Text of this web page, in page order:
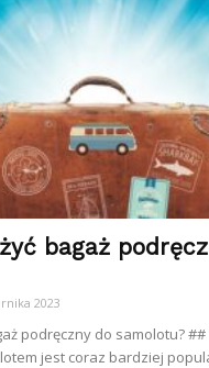
bagaż
2023
podręczny do samolotu?
jest coraz bardziej